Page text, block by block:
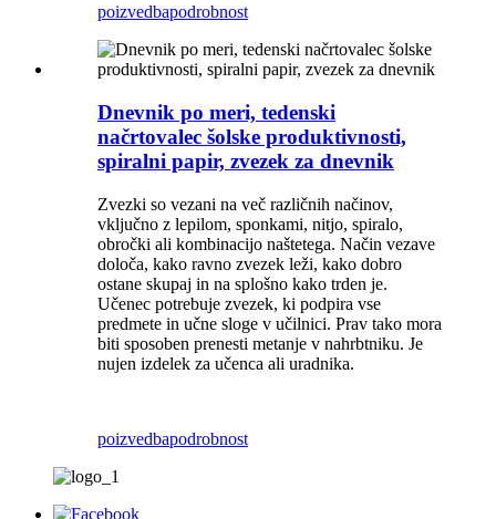
poizvedbapodrobnost
Dnevnik po meri, tedenski
načrtovalec šolske produktivnosti,
spiralni papir, zvezek za dnevnik
Zvezki so vezani na več različnih načinov,
vključno z lepilom, sponkami, nitjo, spiralo,
obročki ali kombinacijo naštetega. Način vezave
določa, kako ravno zvezek leži, kako dobro
ostane skupaj in na splošno kako trden je.
Učenec potrebuje zvezek, ki podpira vse
predmete in učne sloge v učilnici. Prav tako mora
biti sposoben prenesti metanje v nahrbtniku. Je
nujen izdelek za učenca ali uradnika.
poizvedbapodrobnost